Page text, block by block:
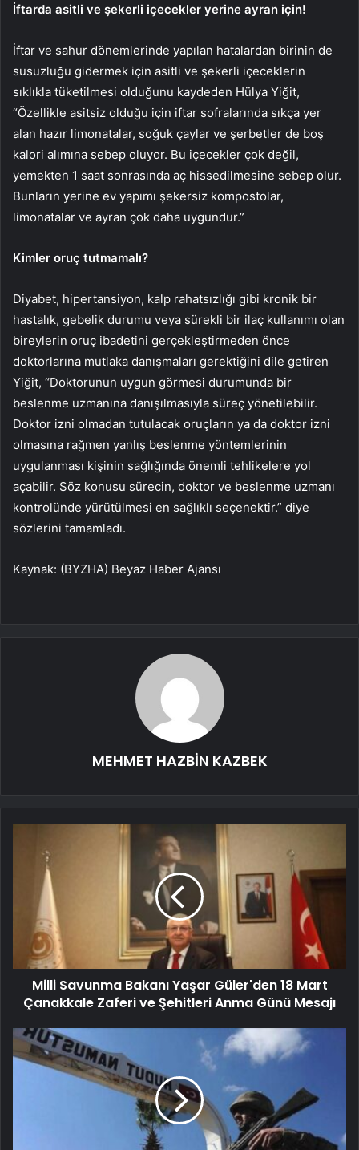
İftarda asitli ve şekerli içecekler yerine ayran için!
İftar ve sahur dönemlerinde yapılan hatalardan birinin de
susuzluğu gidermek için asitli ve şekerli içeceklerin
sıklıkla tüketilmesi olduğunu kaydeden Hülya Yiğit,
“Özellikle asitsiz olduğu için iftar sofralarında sıkça yer
alan hazır limonatalar, soğuk çaylar ve şerbetler de boş
kalori alımına sebep oluyor. Bu içecekler çok değil,
yemekten 1 saat sonrasında aç hissedilmesine sebep olur.
Bunların yerine ev yapımı şekersiz kompostolar,
limonatalar ve ayran çok daha uygundur.”
Kimler oruç tutmamalı?
Diyabet, hipertansiyon, kalp rahatsızlığı gibi kronik bir
hastalık, gebelik durumu veya sürekli bir ilaç kullanımı olan
bireylerin oruç ibadetini gerçekleştirmeden önce
doktorlarına mutlaka danışmaları gerektiğini dile getiren
Yiğit, “Doktorunun uygun görmesi durumunda bir
beslenme uzmanına danışılmasıyla süreç yönetilebilir.
Doktor izni olmadan tutulacak oruçların ya da doktor izni
olmasına rağmen yanlış beslenme yöntemlerinin
uygulanması kişinin sağlığında önemli tehlikelere yol
açabilir. Söz konusu sürecin, doktor ve beslenme uzmanı
kontrolünde yürütülmesi en sağlıklı seçenektir.” diye
sözlerini tamamladı.
Kaynak: (BYZHA) Beyaz Haber Ajansı
MEHMET HAZBİN KAZBEK
Milli Savunma Bakanı Yaşar Güler'den 18 Mart
Çanakkale Zaferi ve Şehitleri Anma Günü Mesajı